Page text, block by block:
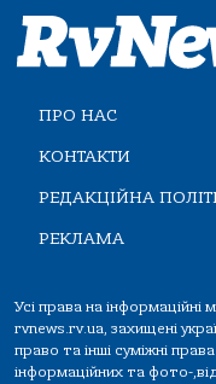
ПРО НАС
КОНТАКТИ
РЕДАКЦІЙНА
РЕКЛАМА
Усі права на інформаційні
rvnews.rv.ua, захищені
право та інші суміжні
інформаційних та фото-